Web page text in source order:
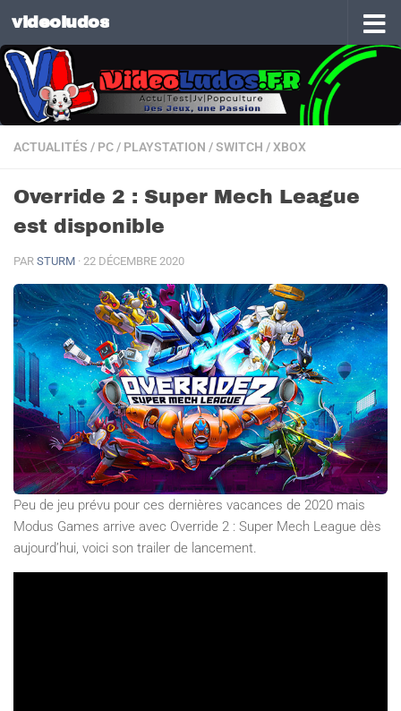
Skip to content
videoludos
ACTUALITÉS / PC/ PLAYSTATION /SWITCH /XBOX
Override 2 : Super Mech League
est disponible
PAR STURM · 22 DÉCEMBRE 2020
Peu de jeu prévu pour ces dernières vacances de 2020 mais
Modus Games arrive avec Override 2 : Super Mech League dès
aujourd’hui, voici son trailer de lancement.